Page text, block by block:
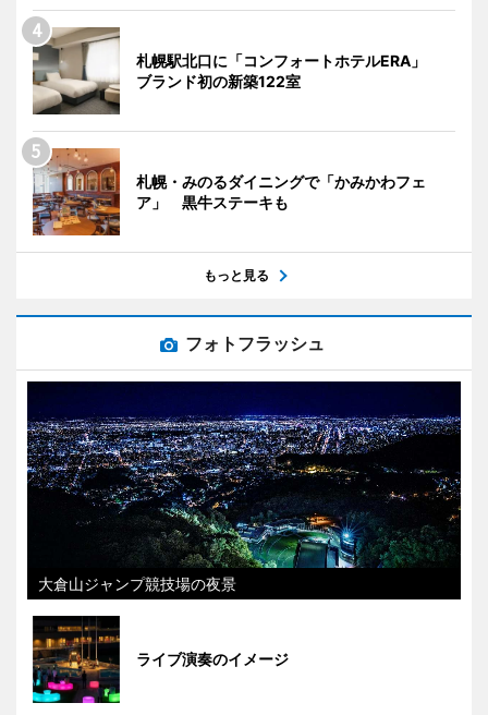
札幌駅北口に「コンフォートホテルERA」
ブランド初の新築122室
札幌・みのるダイニングで「かみかわフェ
ア」 黒牛ステーキも
もっと見る
フォトフラッシュ
大倉山ジャンプ競技場の夜景
ライブ演奏のイメージ